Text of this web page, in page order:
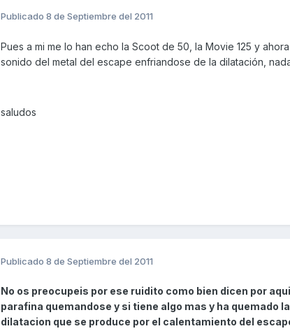
Publicado 8 de Septiembre del 2011
Pues a mi me lo han echo la Scoot de 50, la Movie 125 y
sonido del metal del escape enfriandose de la dilatación,
saludos
Publicado 8 de Septiembre del 2011
No os preocupeis por ese ruidito como bien dicen por
parafina quemandose y si tiene algo mas y ha quemado
dilatacion que se produce por el calentamiento del